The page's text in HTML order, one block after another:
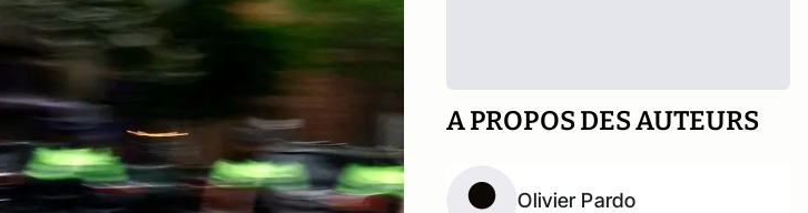
A PROPOS DES AUTEURS
Olivier Pardo